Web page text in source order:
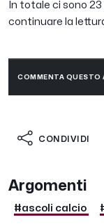
In totale ci sono
continuare la
COMMENTA QUESTO
CONDIVIDI
Argomenti
#ascoli calcio